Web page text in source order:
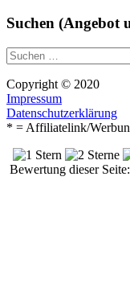
Suchen (Angebot
Suche
nach:
Copyright © 2020
Impressum
Datenschutzerklärung
* = Affiliatelink/
Bewertung dieser